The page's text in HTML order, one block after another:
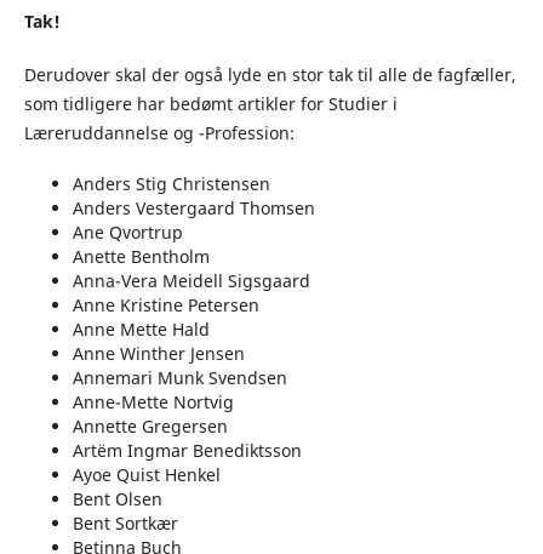
Tak!
Derudover skal der også lyde en stor tak til alle de fagfæller,
som tidligere har bedømt artikler for Studier i
Læreruddannelse og -Profession:
Anders Stig Christensen
Anders Vestergaard Thomsen
Ane Qvortrup
Anette Bentholm
Anna-Vera Meidell Sigsgaard
Anne Kristine Petersen
Anne Mette Hald
Anne Winther Jensen
Annemari Munk Svendsen
Anne-Mette Nortvig
Annette Gregersen
Artëm Ingmar Benediktsson
Ayoe Quist Henkel
Bent Olsen
Bent Sortkær
Betinna Buch